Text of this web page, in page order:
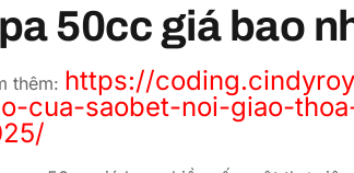
50cc giá bao
thêm: https://
cua-saobet-noi-giao-